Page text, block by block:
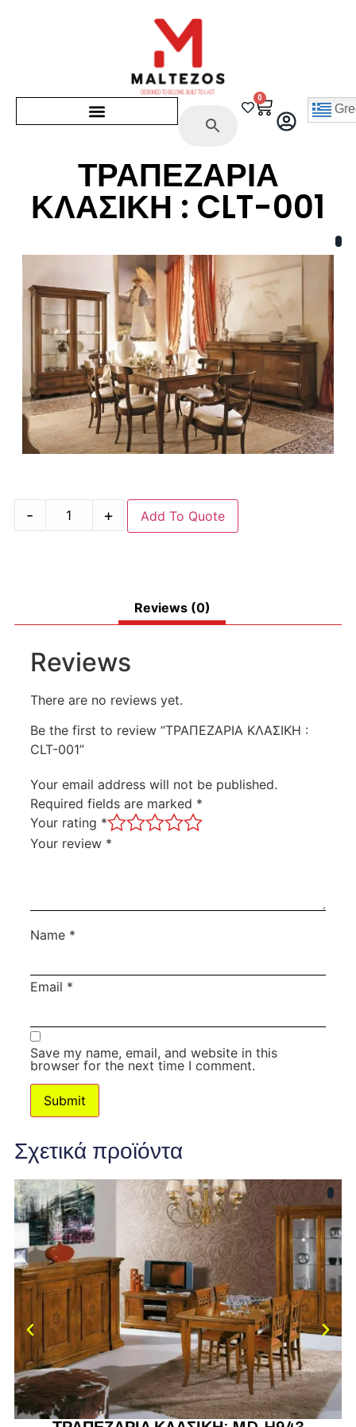
0
ΤΡΑΠΕΖΑΡΙΑ
ΚΛΑΣΙΚΗ : CLT-001
- + Add To Quote
Reviews (0)
Reviews
There are no reviews yet.
Be the first to review “ΤΡΑΠΕΖΑΡΙΑ ΚΛΑΣΙΚΗ :
CLT-001”
Your email address will not be published.
Required fields are marked *
Your rating *
Your review *
Name *
Email *
Save my name, email, and website in this
browser for the next time I comment.
Σχετικά προϊόντα